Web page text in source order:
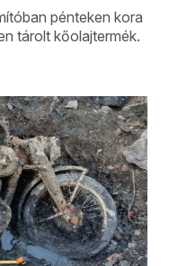
pénteken kora
tárolt kőolajtermék.